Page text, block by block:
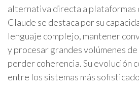
alternativa directa a plataformas
Claude se destaca por su
lenguaje complejo, mantener
y procesar grandes volúmenes
perder coherencia. Su evolución
entre los sistemas más